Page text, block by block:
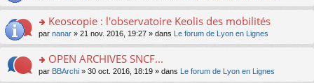
e
nt
u
ré
c
e
nt
n
le
pl
u
ré
c
e
n
n
le
pl
a
g
e
n
n
le
m
e
a
g
n
ult
er
le
m
e
o
n
ult
er
Keoscopie : l'observatoire Keolis des mobilités
par nanar » 21 nov. 2016, 19:27 » dans Le forum de Lyon en Lignes
o
OPEN ARCHIVES SNCF...
par BBArchi » 30 oct. 2016, 18:19 » dans Le forum de Lyon en Lignes